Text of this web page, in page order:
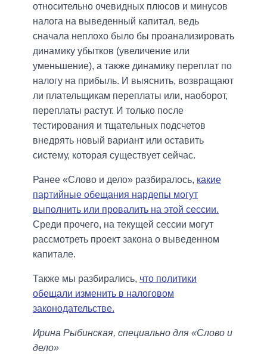
относительно очевидных плюсов и минусов
налога на выведенный капитал, ведь
сначала неплохо было бы проанализировать
динамику убытков (увеличение или
уменьшение), а также динамику переплат по
налогу на прибыль. И выяснить, возвращают
ли плательщикам переплаты или, наоборот,
переплаты растут. И только после
тестирования и тщательных подсчетов
внедрять новый вариант или оставить
систему, которая существует сейчас.
Ранее «Слово и дело» разбиралось, какие
партийные обещания нардепы могут
выполнить или провалить на этой сессии.
Среди прочего, на текущей сессии могут
рассмотреть проект закона о выведенном
капитале.
Также мы разбирались, что политики
обещали изменить в налоговом
законодательстве.
Ирина Рыбинская, специально для «Слово и
дело»